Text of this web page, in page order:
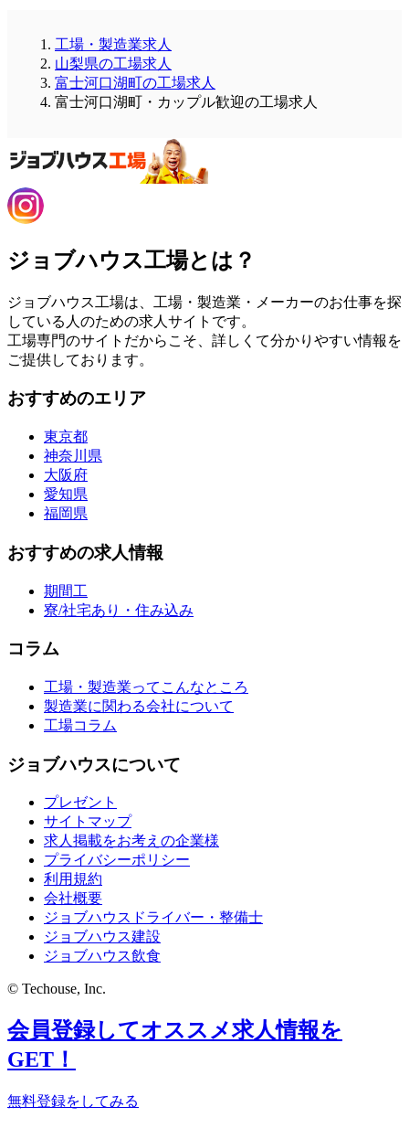
工場・製造業求人
山梨県の工場求人
富士河口湖町の工場求人
富士河口湖町・カップル歓迎の工場求人
ジョブハウス工場とは？
ジョブハウス工場は、工場・製造業・メーカーのお仕事を探
している人のための求人サイトです。
工場専門のサイトだからこそ、詳しくて分かりやすい情報を
ご提供しております。
おすすめのエリア
東京都
神奈川県
大阪府
愛知県
福岡県
おすすめの求人情報
期間工
寮/社宅あり・住み込み
コラム
工場・製造業ってこんなところ
製造業に関わる会社について
工場コラム
ジョブハウスについて
プレゼント
サイトマップ
求人掲載をお考えの企業様
プライバシーポリシー
利用規約
会社概要
ジョブハウスドライバー・整備士
ジョブハウス建設
ジョブハウス飲食
© Techouse, Inc.
会員登録してオススメ求人情報を
GET！
無料登録をしてみる